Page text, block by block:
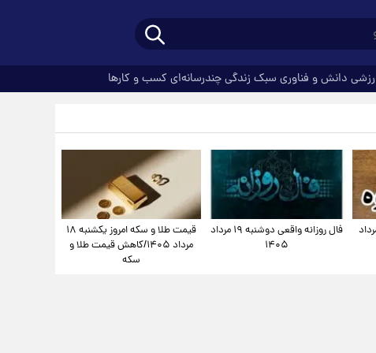
دانش و فناوری سبک زندگیچندرسانه‌ای کسب و کارها
روزانه دوشنبه ۱۹ مرداد
فال روزانه واقعی دوشنبه ۱۹ مرداد
۱۴۰۵
قیمت طلا و سکه امروز یکشنبه ۱۸
مرداد ۱۴۰۵/کاهش قیمت طلا و
سکه